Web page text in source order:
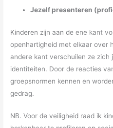
Jezelf presenteren
Kinderen zijn aan de ene kant
openhartigheid met elkaar over
andere kant verschuilen ze
identiteiten. Door de reacties
groepsnormen kennen en
gedrag.
NB. Voor de veiligheid raad ik